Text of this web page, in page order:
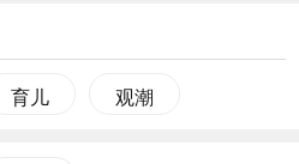
育儿 观潮